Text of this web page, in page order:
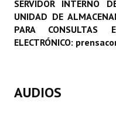
Concejales Mandato
Programas
SERVIDOR INTERNO
UNIDAD DE
PARA CONSULTAS
ELECTRÓNICO:
AUDIOS